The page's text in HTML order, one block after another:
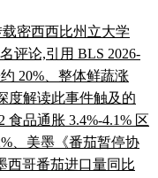
载密西西比州立大学
评论,引用 BLS 2026-
20%、整体鲜蔬涨
度解读此事件触及的
食品通胀 3.4%-4.1% 区
、美墨《番茄暂停协
西哥番茄进口量同比